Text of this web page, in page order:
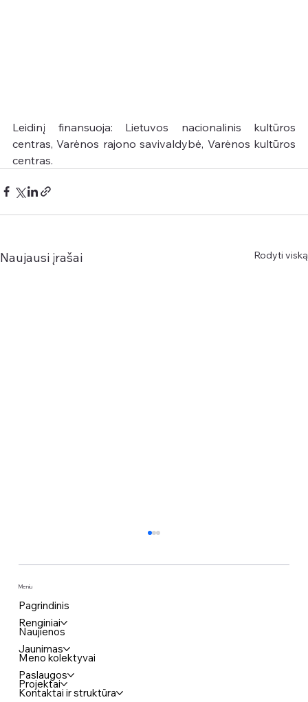
Leidinį finansuoja: Lietuvos nacionalinis kultūros
centras, Varėnos rajono savivaldybė, Varėnos kultūros
centras.
Naujausi įrašai Rodyti viską
Parodą Merkinėje atidarantis
Meniu
Pagrindinis
Renginiai
Naujienos
Jaunimas
Meno kolektyvai
Paslaugos
Projektai
Kontaktai ir struktūra